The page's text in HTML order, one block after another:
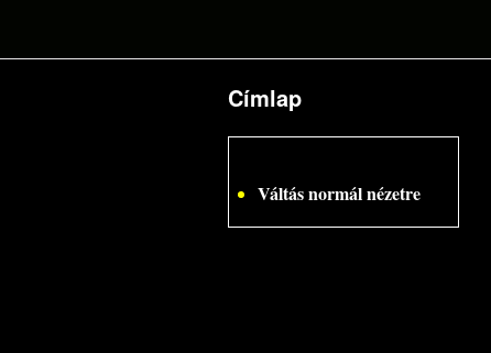
Jelenlegi hely
Címlap
Váltás normál nézetre